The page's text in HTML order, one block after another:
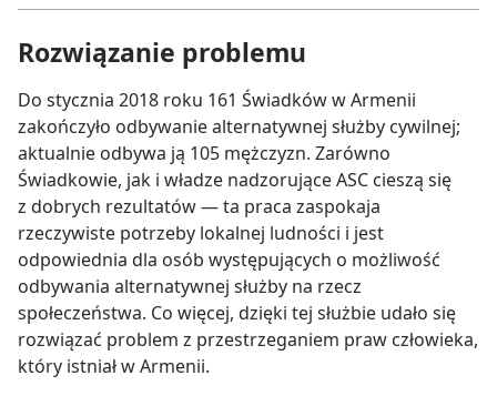
Rozwiązanie problemu
Do stycznia 2018 roku 161 Świadków w Armenii
zakończyło odbywanie alternatywnej służby cywilnej;
aktualnie odbywa ją 105 mężczyzn. Zarówno
Świadkowie, jak i władze nadzorujące ASC cieszą się
z dobrych rezultatów — ta praca zaspokaja
rzeczywiste potrzeby lokalnej ludności i jest
odpowiednia dla osób występujących o możliwość
odbywania alternatywnej służby na rzecz
społeczeństwa. Co więcej, dzięki tej służbie udało się
rozwiązać problem z przestrzeganiem praw człowieka,
który istniał w Armenii.